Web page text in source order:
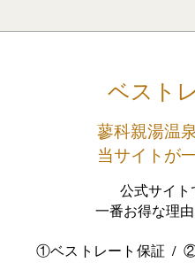
ベスト
蓼科親湯温
当サイトが
公式サイ
一番お得な理由
①ベストレート保証
②